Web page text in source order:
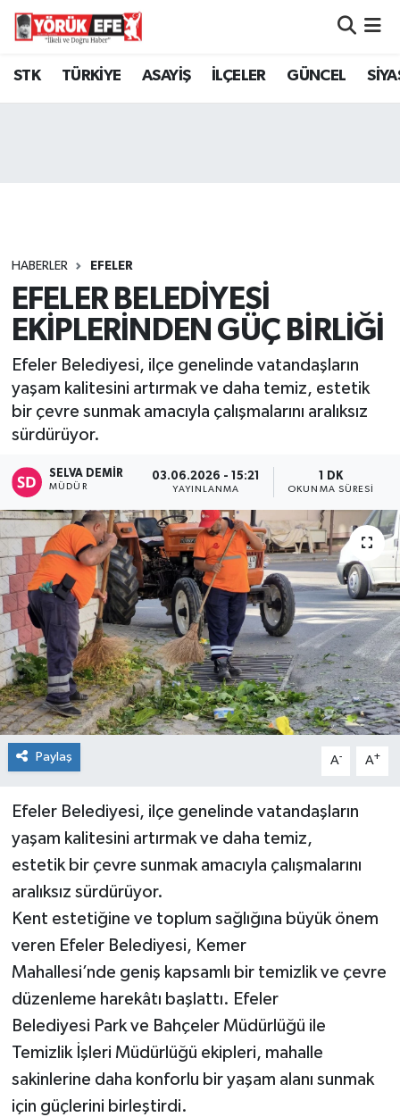
STK TÜRKİYE ASAYİŞ İLÇELER GÜNCEL
HABERLER EFELER
EFELER BELEDİYESİ
EKİPLERİNDEN GÜÇ BİRLİĞİ
Efeler Belediyesi, ilçe genelinde vatandaşların
yaşam kalitesini artırmak ve daha temiz, estetik
bir çevre sunmak amacıyla çalışmalarını aralıksız
sürdürüyor.
SELVA DEMIR
MÜDÜR
03.06.2026 - 15:21
YAYINLANMA
1 DK
OKUNMA SÜRESI
Paylaş A- A+
Efeler Belediyesi, ilçe genelinde vatandaşların
yaşam kalitesini artırmak ve daha temiz,
estetik bir çevre sunmak amacıyla çalışmalarını
aralıksız sürdürüyor.
Kent estetiğine ve toplum sağlığına büyük önem
veren Efeler Belediyesi, Kemer
Mahallesi’nde geniş kapsamlı bir temizlik ve çevre
düzenleme harekâtı başlattı. Efeler
Belediyesi Park ve Bahçeler Müdürlüğü ile
Temizlik İşleri Müdürlüğü ekipleri, mahalle
sakinlerine daha konforlu bir yaşam alanı sunmak
için güçlerini birleştirdi.
Aydın Nöbetçi Eczaneler
Tüm Manşetler
Son Dakika Haberleri
Haber Arşivi